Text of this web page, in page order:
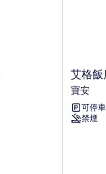
艾
格
飯
店
（深
艾格飯
寶安
可停車
禁煙